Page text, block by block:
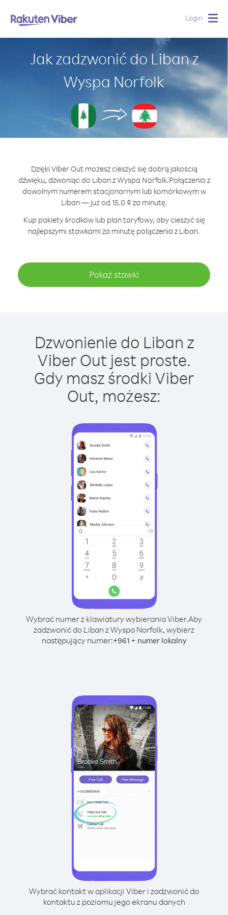
Login
Jak zadzwonić do Liban z
Wyspa Norfolk
Dzięki Viber Out możesz cieszyć się dobrą jakością
dźwięku, dzwoniąc do Liban z Wyspa Norfolk.Połączenia z
dowolnym numerem stacjonarnym lub komórkowym w
Liban — już od 15.0 ¢ za minutę.
Kup pakiety środków lub plan taryfowy, aby cieszyć się
najlepszymi stawkami za minutę połączenia z Liban.
Pokaż stawki
Dzwonienie do Liban z
Viber Out jest proste.
Gdy masz środki Viber
Out, możesz:
Wybrać numer z klawiatury wybierania Viber.Aby
zadzwonić do Liban z Wyspa Norfolk, wybierz
następujący numer:+961+ numer lokalny
Wybrać kontakt w aplikacji Viber i zadzwonić do
kontaktu z poziomu jego ekranu danych